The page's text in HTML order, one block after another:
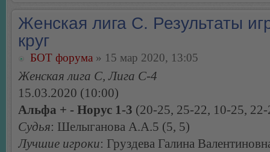
Женская лига С. Результаты
круг
БОТ форума » 15 мар 2020, 13:05
Женская лига С, Лига С-4
15.03.2020 (10:00)
Альфа + - Норус 1-3 (20-25, 25-22, 10-25,
Судья: Шелыганова А.А.5 (5, 5)
Лучшие игроки: Груздева Галина